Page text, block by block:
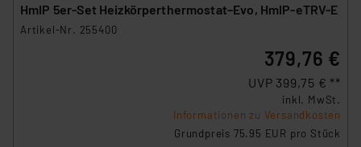
HmIP 5er-Set Heizkörperthermostat–Evo, HmIP-eTRV-E
Artikel-Nr. 255400
379,76 €
UVP 399,75 € **
inkl. MwSt.
Informationen zu Versandkosten
Grundpreis 75.95 EUR pro Stück